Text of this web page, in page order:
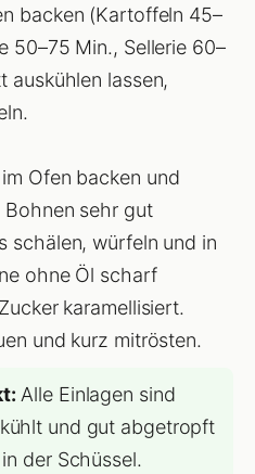
backen (Kartoffeln 45–
50–75 Min., Sellerie 60–
auskühlen lassen,
Ofen backen und
Bohnen sehr gut
schälen, würfeln und in
ohne Öl scharf
karamellisiert.
und kurz mitrösten.
Alle Einlagen sind
und gut abgetropft
der Schüssel.